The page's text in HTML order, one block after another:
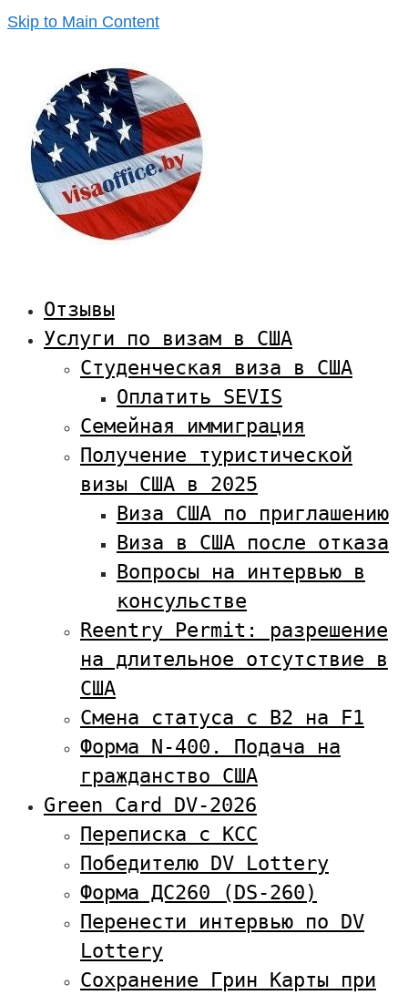
Skip to Main Content
Отзывы
Услуги по визам в США
Студенческая виза в США
Оплатить SEVIS
Семейная иммиграция
Получение туристической
визы США в 2025
Виза США по приглашению
Виза в США после отказа
Вопросы на интервью в
консульстве
Reentry Permit: разрешение
на длительное отсутствие в
США
Смена статуса с В2 на F1
Форма N-400. Подача на
гражданство США
Green Card DV-2026
Переписка с KCC
Победителю DV Lottery
Форма ДС260 (DS-260)
Перенести интервью по DV
Lottery
Сохранение Грин Карты при